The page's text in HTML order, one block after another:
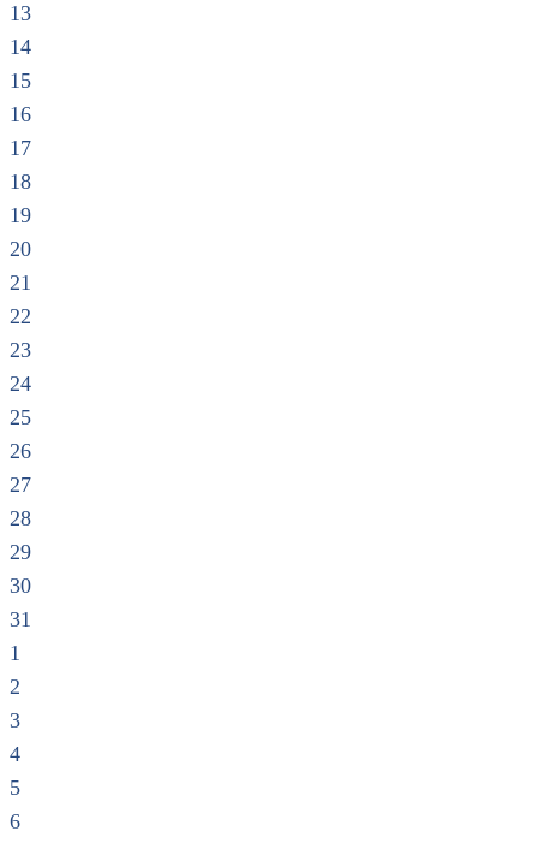
13
14
15
16
17
18
19
20
21
22
23
24
25
26
27
28
29
30
31
1
2
3
4
5
6